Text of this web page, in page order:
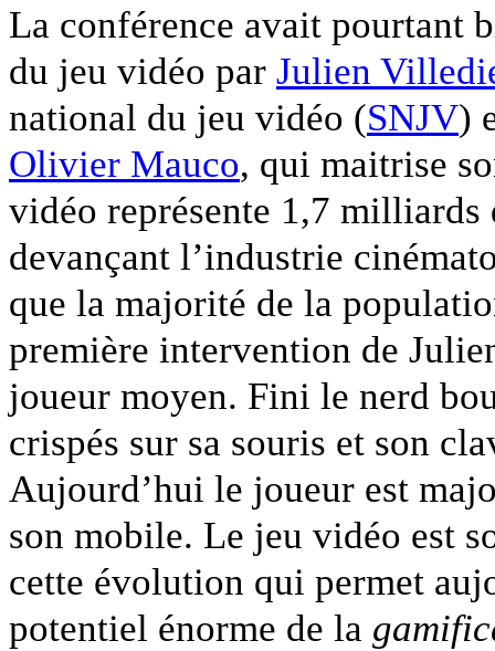
La conférence avait pourtant
du jeu vidéo par Julien
national du jeu vidéo (SNJV)
Olivier Mauco, qui maitrise
vidéo représente 1,7 milliards
devançant l’industrie
que la majorité de la
première intervention de
joueur moyen. Fini le nerd
crispés sur sa souris et son
Aujourd’hui le joueur est
son mobile. Le jeu vidéo est
cette évolution qui permet
potentiel énorme de la